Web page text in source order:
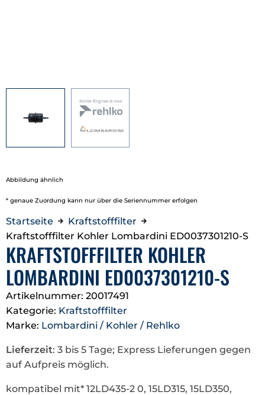
Abbildung ähnlich
* genaue Zuordung kann nur über die Seriennummer erfolgen
Startseite
Kraftstofffilter
Kraftstofffilter Kohler Lombardini ED0037301210-S
KRAFTSTOFFFILTER KOHLER
LOMBARDINI ED0037301210-S
Artikelnummer: 20017491
Kategorie: Kraftstofffilter
Marke: Lombardini / Kohler / Rehlko
Lieferzeit: 3 bis 5 Tage; Express Lieferungen gegen
auf Aufpreis möglich.
kompatibel mit* 12LD435-2 0, 15LD315, 15LD350,